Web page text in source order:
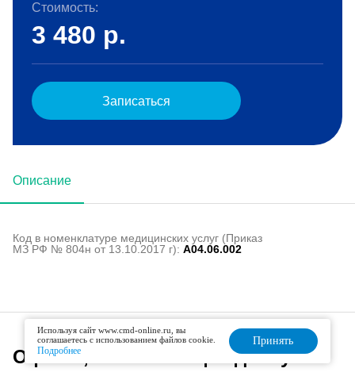
Описание
Код в номенклатуре медицинских услуг (Приказ
МЗ РФ № 804н от 13.10.2017 г): A04.06.002
Стоимость:
3 480 р.
Записаться
Офисы, оказывающие данную
Используя сайт www.cmd-online.ru, вы
соглашаетесь с использованием файлов cookie.
Подробнее
Принять